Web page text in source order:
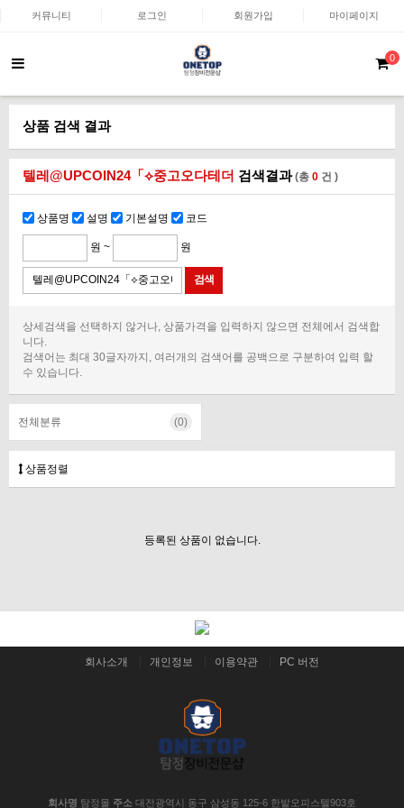
커뮤니티 로그인 회원가입 마이페이지
0
상품 검색 결과
텔레@UPCOIN24「⟡중고오다테더 검색결과(총 0 건 )
상품명 설명 기본설명 코드
원 ~ 원
상세검색을 선택하지 않거나, 상품가격을 입력하지 않으면 전체에서 검색합
니다.
검색어는 최대 30글자까지, 여러개의 검색어를 공백으로 구분하여 입력 할
수 있습니다.
전체분류 (0)
상품정렬
등록된 상품이 없습니다.
회사소개 개인정보 이용약관 PC 버전
회사명 탐정몰 주소 대전광역시 동구 삼성동 125-6 한밭오피스텔903호